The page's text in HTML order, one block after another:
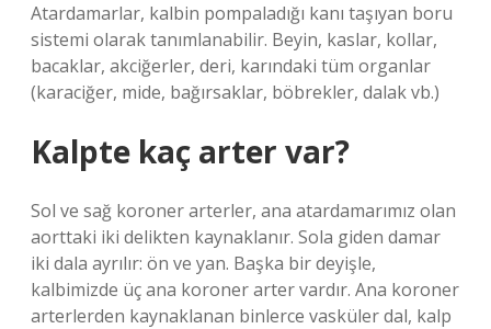
Atardamarlar, kalbin pompaladığı kanı taşıyan boru
sistemi olarak tanımlanabilir. Beyin, kaslar, kollar,
bacaklar, akciğerler, deri, karındaki tüm organlar
(karaciğer, mide, bağırsaklar, böbrekler, dalak vb.)
Kalpte kaç arter var?
Sol ve sağ koroner arterler, ana atardamarımız olan
aorttaki iki delikten kaynaklanır. Sola giden damar
iki dala ayrılır: ön ve yan. Başka bir deyişle,
kalbimizde üç ana koroner arter vardır. Ana koroner
arterlerden kaynaklanan binlerce vasküler dal, kalp